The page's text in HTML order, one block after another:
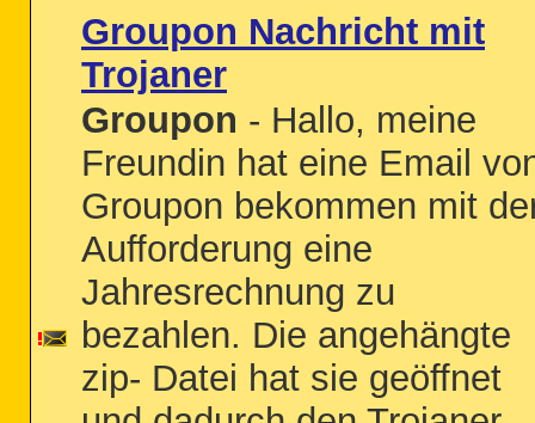
Groupon Nachricht mit
Trojaner
Groupon - Hallo, meine
Freundin hat eine Email
Groupon bekommen mit
Aufforderung eine
Jahresrechnung zu
bezahlen. Die angehängte
zip- Datei hat sie geöffnet